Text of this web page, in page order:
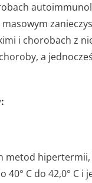
masowym
i chorobach z
a
metod
40° C do 42,0° C i